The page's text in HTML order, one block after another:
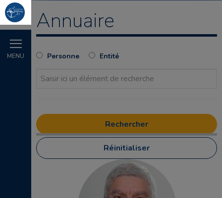
MENU
Annuaire
Personne Entité
Réinitialiser